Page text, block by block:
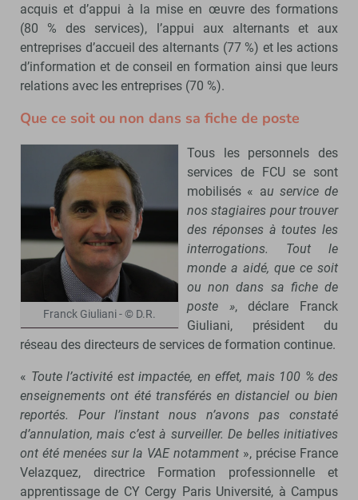
acquis et d’appui à la mise en œuvre des formations
(80 % des services), l’appui aux alternants et aux
entreprises d’accueil des alternants (77 %) et les actions
d’information et de conseil en formation ainsi que leurs
relations avec les entreprises (70 %).
Que ce soit ou non dans sa fiche de poste
Franck Giuliani - © D.R.
Tous les personnels des
services de FCU se sont
mobilisés « au service de
nos stagiaires pour trouver
des réponses à toutes les
interrogations. Tout le
monde a aidé, que ce soit
ou non dans sa fiche de
poste », déclare Franck
Giuliani, président du
réseau des directeurs de services de formation continue.
« Toute l’activité est impactée, en effet, mais 100 % des
enseignements ont été transférés en distanciel ou bien
reportés. Pour l’instant nous n’avons pas constaté
d’annulation, mais c’est à surveiller. De belles initiatives
ont été menées sur la VAE notamment », précise France
Velazquez, directrice Formation professionnelle et
apprentissage de CY Cergy Paris Université, à Campus